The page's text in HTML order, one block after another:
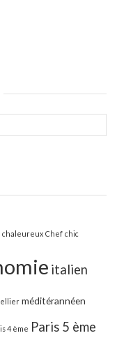
chaleureux Chef chic
italien
méditérannéen
4 ème Paris 5 ème